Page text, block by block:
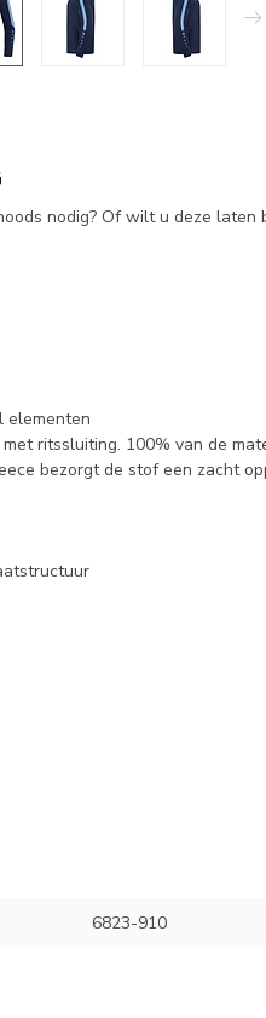
nodig? Of wilt u deze laten
elementen
ritssluiting. 100% van de
bezorgt de stof een zacht
6823-910